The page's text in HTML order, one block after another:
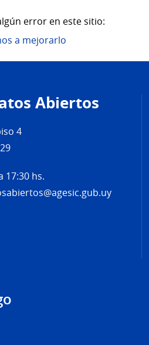
error en este sitio:
a mejorarlo
Abiertos
4
17:30 hs.